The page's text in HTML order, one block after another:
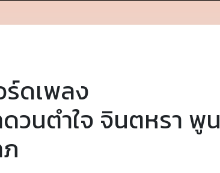
ร์ดเพลง
วนตำใจ จินตหรา พูน